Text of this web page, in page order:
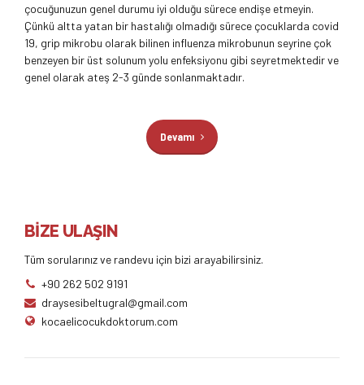
çocuğunuzun genel durumu iyi olduğu sürece endişe etmeyin.
Çünkü altta yatan bir hastalığı olmadığı sürece çocuklarda covid
19, grip mikrobu olarak bilinen influenza mikrobunun seyrine çok
benzeyen bir üst solunum yolu enfeksiyonu gibi seyretmektedir ve
genel olarak ateş 2-3 günde sonlanmaktadır.
Devamı
BİZE ULAŞIN
Tüm sorularınız ve randevu için bizi arayabilirsiniz.
+90 262 502 9191
draysesibeltugral@gmail.com
kocaelicocukdoktorum.com